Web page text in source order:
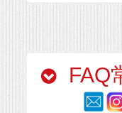
FAQ